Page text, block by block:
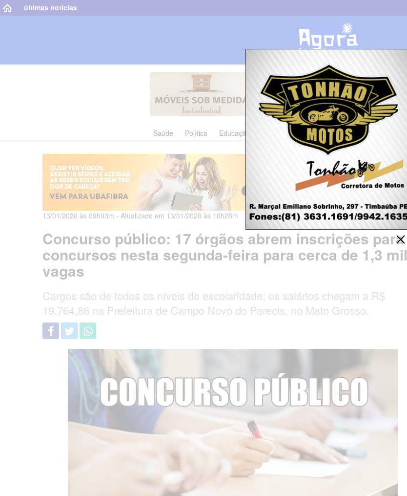
últimas notícias
Saúde Política Educação Cultura Polícia Economia
13/01/2020 às 09h03m - Atualizado em 13/01/2020 às 10h26m
Concurso público: 17 órgãos abrem inscrições para
concursos nesta segunda-feira para cerca de 1,3 mil
vagas
Cargos são de todos os níveis de escolaridade; os salários chegam a R$
19.764,86 na Prefeitura de Campo Novo do Parecis, no Mato Grosso.